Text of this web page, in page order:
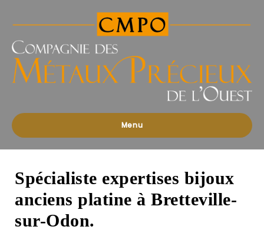
des
Précieux
l'Ouest
Menu
Spécialiste expertises bijoux
anciens platine à Bretteville-
sur-Odon.